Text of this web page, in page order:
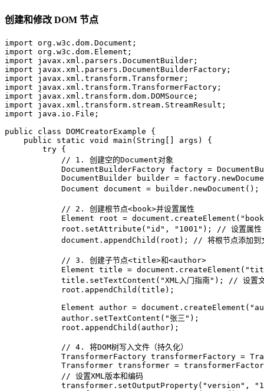
创建和修改 DOM 节点
import
import
import
import
import
import
import
import
import java.io.File;
public
class DOMCreatorExample {
public
static void main (String[] args)
{
try {
// 1. 创建空的Document对象
DocumentBuilderFactory factory =
DocumentBuilder
builder =
Document document = builder.newDocument();
// 2. 创建根节点<book>并设置属性
Element
root = document.createElement(
            root.setAttribute(
"id" , "1001" );
// 设置属性
            document.appendChild(root);
// 将根节点添加到
// 3. 创建子节点<title>和<author>
Element title = document.createElement(
            title.setTextContent(
"XML入门指南" );
// 设置
            root.appendChild(title);
Element
author = document.createElement(
            author.setTextContent(
"张三" );
            root.appendChild(author);
// 4. 将DOM树写入文件（持久化）
TransformerFactory transformerFactory =
Transformer transformer =
// 设置XML版本和编码
            transformer.setOutputProperty(
"version" ,